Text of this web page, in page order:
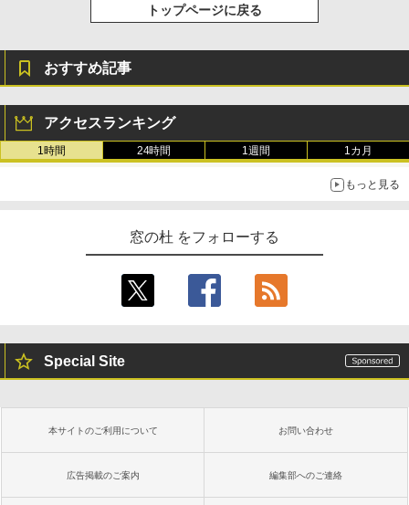
トップページに戻る
おすすめ記事
アクセスランキング
1時間 24時間 1週間 1カ月
もっと見る
窓の杜 をフォローする
Special Site
本サイトのご利用について お問い合わせ
広告掲載のご案内 編集部へのご連絡